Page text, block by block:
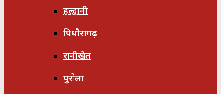
हल्द्वानी
पिथौरागढ़
रानीखेत
पुरोला